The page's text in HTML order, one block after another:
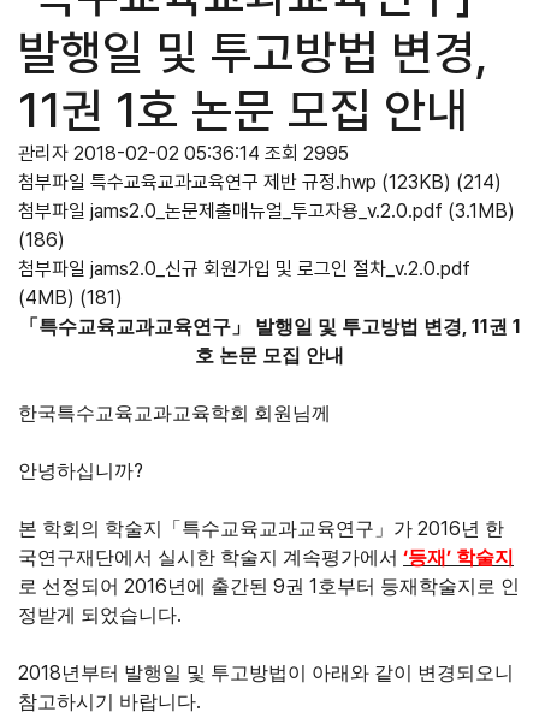
발행일 및 투고방법 변경,
11권 1호 논문 모집 안내
관리자 2018-02-02 05:36:14 조회 2995
첨부파일 특수교육교과교육연구 제반 규정.hwp (123KB) (214)
첨부파일 jams2.0_논문제출매뉴얼_투고자용_v.2.0.pdf (3.1MB)
(186)
첨부파일 jams2.0_신규 회원가입 및 로그인 절차_v.2.0.pdf
(4MB) (181)
「 특수교육교과교육연구」 발행일 및 투고방법 변경, 11권 1
호 논문 모집 안내
한국특수교육교과교육학회 회원님께
안녕하십니까?
본 학회의 학술지 「 특수교육교과교육연구 」 가 2016년 한
국연구재단에서 실시한 학술지 계속평가에서 ‘등재’ 학술지
로 선정되어 2016년에 출간된 9권 1 호부터 등재학술지로 인
정받게 되었습니다.
2018년부터 발행일 및 투고방법이 아래와 같이 변경되오니
참고하시기 바랍니다.